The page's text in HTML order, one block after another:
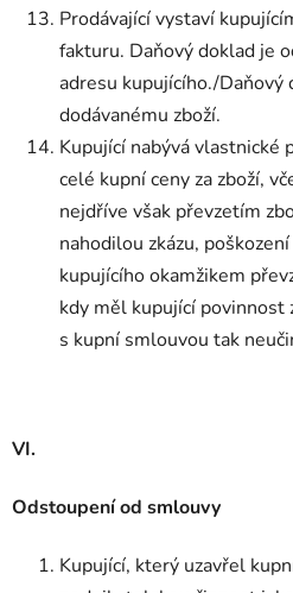
Prodávající vystaví
fakturu. Daňový doklad je
adresu kupujícího./Daňový
dodávanému zboží.
Kupující nabývá vlastnické
celé kupní ceny za zboží,
nejdříve však převzetím
nahodilou zkázu,
kupujícího okamžikem
kdy měl kupující povinnost
s kupní smlouvou tak
VI.
Odstoupení od smlouvy
Kupující, který uzavřel